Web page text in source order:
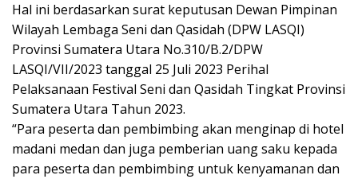
Hal ini berdasarkan surat keputusan Dewan Pimpinan
Wilayah Lembaga Seni dan Qasidah (DPW LASQI)
Provinsi Sumatera Utara No.310/B.2/DPW
LASQI/VII/2023 tanggal 25 Juli 2023 Perihal
Pelaksanaan Festival Seni dan Qasidah Tingkat Provinsi
Sumatera Utara Tahun 2023.
“Para peserta dan pembimbing akan menginap di hotel
madani medan dan juga pemberian uang saku kepada
para peserta dan pembimbing untuk kenyamanan dan